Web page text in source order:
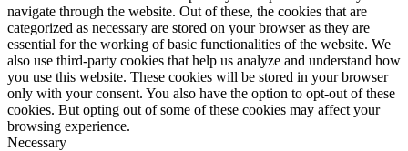
navigate through the website. Out of these, the cookies that are
categorized as necessary are stored on your browser as they are
essential for the working of basic functionalities of the website. We
also use third-party cookies that help us analyze and understand how
you use this website. These cookies will be stored in your browser
only with your consent. You also have the option to opt-out of these
cookies. But opting out of some of these cookies may affect your
browsing experience.
Necessary